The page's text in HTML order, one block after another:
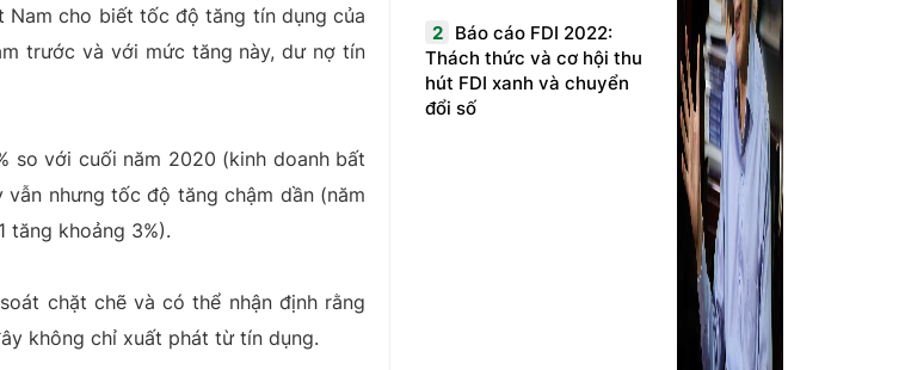
Nam cho biết tốc độ tăng tín dụng của
trước và với mức tăng này, dư nợ tín
so với cuối năm 2020 (kinh doanh bất
nhưng tốc độ tăng chậm dần (năm
tăng khoảng 3%).
chặt chẽ và có thể nhận định rằng
không chỉ xuất phát từ tín dụng.
2
Báo cáo FDI 2022:
Thách thức và cơ hội thu
hút FDI xanh và chuyển
đổi số